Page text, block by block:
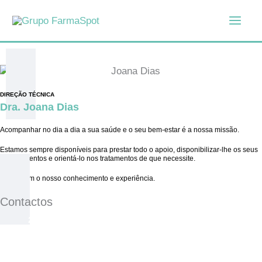
DIREÇÃO TÉCNICA
Dra. Joana Dias
Acompanhar no dia a dia a sua saúde e o seu bem-estar é a nossa missão.
Estamos sempre disponíveis para prestar todo o apoio, disponibilizar-lhe os seus
medicamentos e orientá-lo nos tratamentos de que necessite.
Conte com o nosso conhecimento e experiência.
Contactos